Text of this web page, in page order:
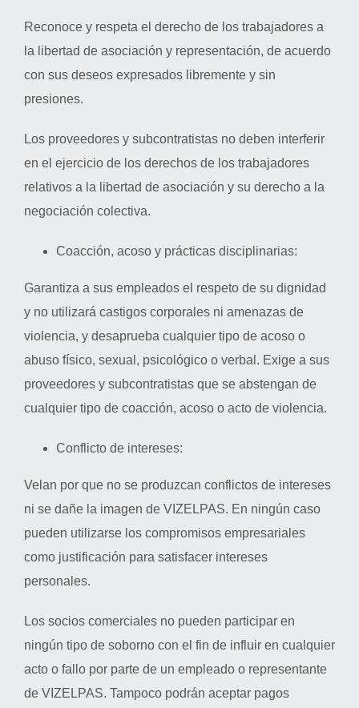
Reconoce y respeta el derecho de los trabajadores a
la libertad de asociación y representación, de acuerdo
con sus deseos expresados libremente y sin
presiones.
Los proveedores y subcontratistas no deben interferir
en el ejercicio de los derechos de los trabajadores
relativos a la libertad de asociación y su derecho a la
negociación colectiva.
Coacción, acoso y prácticas disciplinarias:
Garantiza a sus empleados el respeto de su dignidad
y no utilizará castigos corporales ni amenazas de
violencia, y desaprueba cualquier tipo de acoso o
abuso físico, sexual, psicológico o verbal. Exige a sus
proveedores y subcontratistas que se abstengan de
cualquier tipo de coacción, acoso o acto de violencia.
Conflicto de intereses:
Velan por que no se produzcan conflictos de intereses
ni se dañe la imagen de VIZELPAS. En ningún caso
pueden utilizarse los compromisos empresariales
como justificación para satisfacer intereses
personales.
Los socios comerciales no pueden participar en
ningún tipo de soborno con el fin de influir en cualquier
acto o fallo por parte de un empleado o representante
de VIZELPAS. Tampoco podrán aceptar pagos